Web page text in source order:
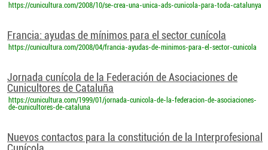
https://cunicultura.com/2008/10/se-crea-una-unica-ads-cunicola-para-toda-catalunya
Francia: ayudas de mínimos para el sector cunícola
https://cunicultura.com/2008/04/francia-ayudas-de-minimos-para-el-sector-cunicola
Jornada cunícola de la Federación de Asociaciones de
Cunicultores de Cataluña
https://cunicultura.com/1999/01/jornada-cunicola-de-la-federacion-de-asociaciones-
de-cunicultores-de-cataluna
Nuevos contactos para la constitución de la Interprofesional